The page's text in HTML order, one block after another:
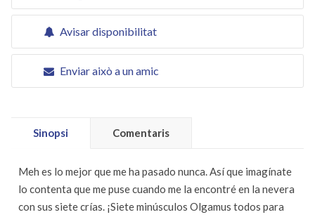
Avisar disponibilitat
Enviar això a un amic
Sinopsi Comentaris
Meh es lo mejor que me ha pasado nunca. Así que imagínate
lo contenta que me puse cuando me la encontré en la nevera
con sus siete crías. ¡Siete minúsculos Olgamus todos para